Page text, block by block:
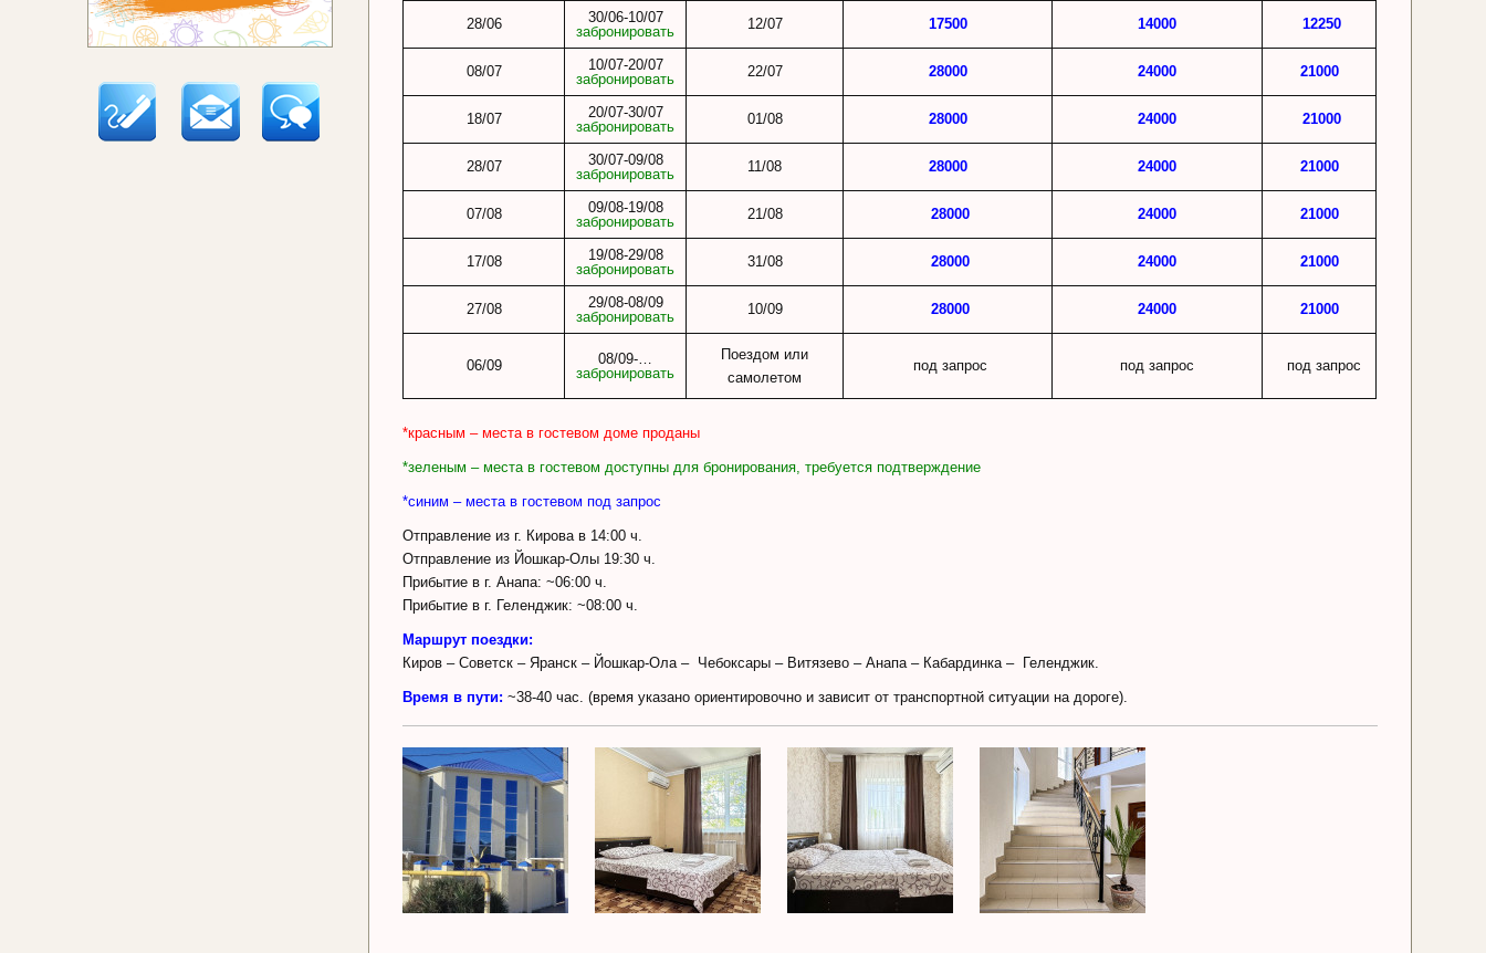
28/06
30/06-10/07
забронировать
12/07 17500 14000 12250
08/07
10/07-20/07
забронировать
22/07 28000 24000 21000
18/07
20/07-30/07
забронировать
01/08 28000 24000 21000
28/07
30/07-09/08
забронировать
11/08 28000 24000 21000
07/08
09/08-19/08
забронировать
21/08 28000 24000 21000
17/08
19/08-29/08
забронировать
31/08 28000 24000 21000
27/08
29/08-08/09
забронировать
10/09 28000 24000 21000
06/09
08/09-…
забронировать
Поездом или
самолетом
под запрос под запрос под запрос
*красным – места в гостевом доме проданы
*зеленым – места в гостевом доступны для бронирования, требуется подтверждение
*синим – места в гостевом под запрос
Отправление из г. Кирова в 14:00 ч.
Отправление из Йошкар-Олы 19:30 ч.
Прибытие в г. Анапа: ~06:00 ч.
Прибытие в г. Геленджик: ~08:00 ч.
Маршрут поездки:
Киров – Советск – Яранск – Йошкар-Ола – Чебоксары – Витязево – Анапа – Кабардинка – Геленджик.
Время в пути: ~38-40 час. (время указано ориентировочно и зависит от транспортной ситуации на дороге).